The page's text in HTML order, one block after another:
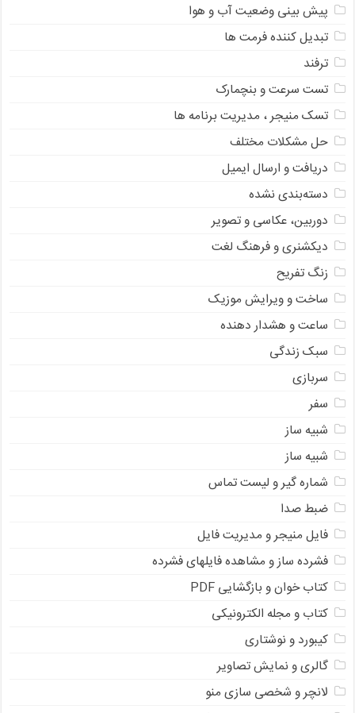
پیش بینی وضعیت آب و هوا
تبدیل کننده فرمت ها
ترفند
تست سرعت و بنچمارک
تسک منیجر ، مدیریت برنامه ها
حل مشکلات مختلف
دریافت و ارسال ایمیل
دسته‌بندی نشده
دوربین، عکاسی و تصویر
دیکشنری و فرهنگ لغت
زنگ تفریح
ساخت و ویرایش موزیک
ساعت و هشدار دهنده
سبک زندگی
سربازی
سفر
شبیه ساز
شبیه ساز
شماره گیر و لیست تماس
ضبط صدا
فایل منیجر و مدیریت فایل
فشرده ساز و مشاهده فایلهای فشرده
کتاب خوان و بازگشایی PDF
کتاب و مجله الکترونیکی
کیبورد و نوشتاری
گالری و نمایش تصاویر
لانچر و شخصی سازی منو